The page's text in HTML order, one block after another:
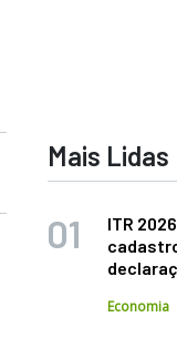
Mais Lidas
ITR
Economia